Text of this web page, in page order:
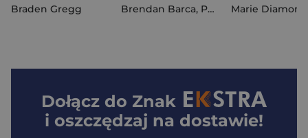
Braden Gregg
Brendan Barca, Pema Sherpa Marie Diamond
Dołącz do Znak
i oszczędzaj na dostawie!